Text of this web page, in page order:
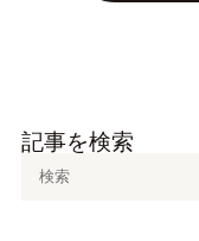
記事を検索